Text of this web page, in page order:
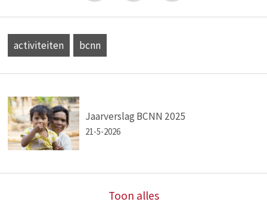
activiteiten bcnn
Jaarverslag BCNN 2025
21-5-2026
Toon alles